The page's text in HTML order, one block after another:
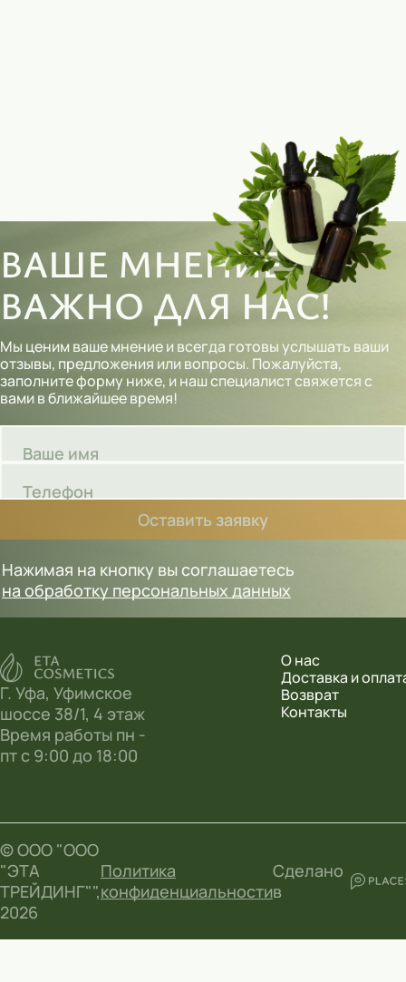
ВАШЕ МНЕНИЕ
ВАЖНО ДЛЯ НАС!
Мы ценим ваше мнение и всегда готовы услышать ваши
отзывы, предложения или вопросы. Пожалуйста,
заполните форму ниже, и наш специалист свяжется с
вами в ближайшее время!
Ваше имя
Телефон
Оставить заявку
Нажимая на кнопку вы соглашаетесь
на обработку персональных данных
Г. Уфа, Уфимское
шоссе 38/1, 4 этаж
Время работы пн -
пт с 9:00 до 18:00
О нас
Доставка и
Возврат
Контакты
© ООО "ООО
"ЭТА
ТРЕЙДИНГ"",
2026
Политика
конфиденциальности
Сделано
в